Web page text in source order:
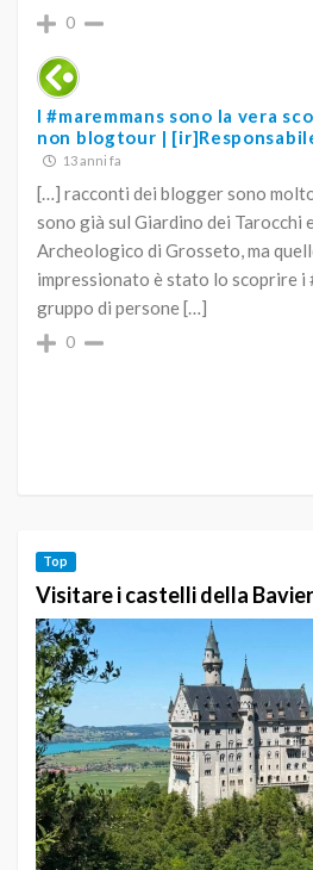
0
I #maremmans sono la vera
non blogtour |
13 anni fa
[…] racconti dei blogger sono
sono già sul Giardino dei Tarocchi
Archeologico di Grosseto, ma
impressionato è stato lo scoprire i
gruppo di persone […]
0
Top
Visitare i castelli della